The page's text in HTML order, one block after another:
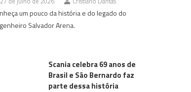
um pouco da história e do legado do
Salvador Arena.
Scania celebra 69 anos de
Brasil e São Bernardo faz
parte dessa história